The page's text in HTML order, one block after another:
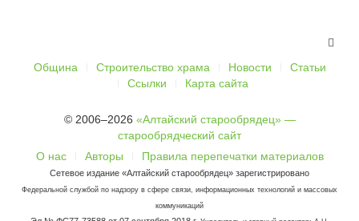
Община Строительство храма Новости
Статьи
Ссылки
Карта сайта
© 2006–2026 «Алтайский старообрядец» —
старообрядческий сайт
О нас
Авторы Правила перепечатки материалов
Сетевое издание «Алтайский старообрядец» зарегистрировано
Федеральной службой по надзору в сфере связи, информационных технологий и массовых
коммуникаций